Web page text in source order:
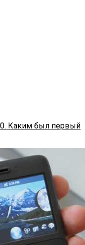
Каким был первый